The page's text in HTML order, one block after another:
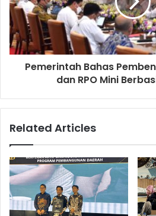
Pemerintah Bahas
dan RPO Mini
Related Articles